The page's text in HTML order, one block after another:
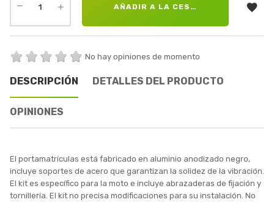
AÑADIR A LA CESTA 
No hay opiniones de momento
DESCRIPCIÓN DETALLES DEL PRODUCTO
OPINIONES
El portamatrículas está fabricado en aluminio anodizado negro,
incluye soportes de acero que garantizan la solidez de la vibración.
El kit es específico para la moto e incluye abrazaderas de fijación y
tornillería. El kit no precisa modificaciones para su instalación. No